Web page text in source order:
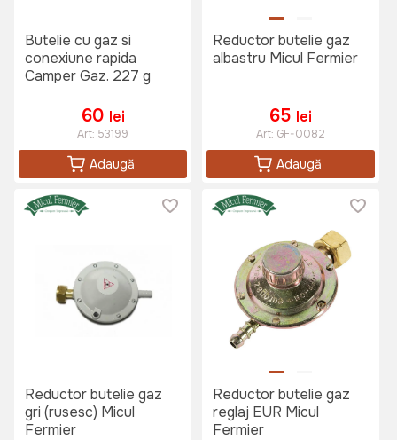
Butelie cu gaz si
conexiune rapida
Camper Gaz. 227 g
60 lei
Art: 53199
Adaugă
Reductor butelie gaz
albastru Micul Fermier
65 lei
Art: GF-0082
Adaugă
Reductor butelie gaz
gri (rusesc) Micul
Fermier
Reductor butelie gaz
reglaj EUR Micul
Fermier